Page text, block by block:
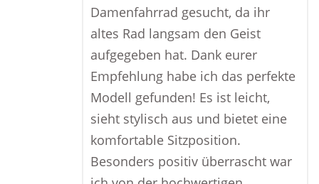
Damenfahrrad gesucht, da ihr
altes Rad langsam den Geist
aufgegeben hat. Dank eurer
Empfehlung habe ich das perfekte
Modell gefunden! Es ist leicht,
sieht stylisch aus und bietet eine
komfortable Sitzposition.
Besonders positiv überrascht war